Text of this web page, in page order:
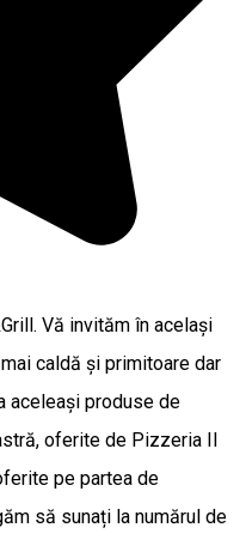
Vă invităm în același
caldă și primitoare dar
aceleași produse de
oferite de Pizzeria Il
pe partea de
să sunați la numărul de